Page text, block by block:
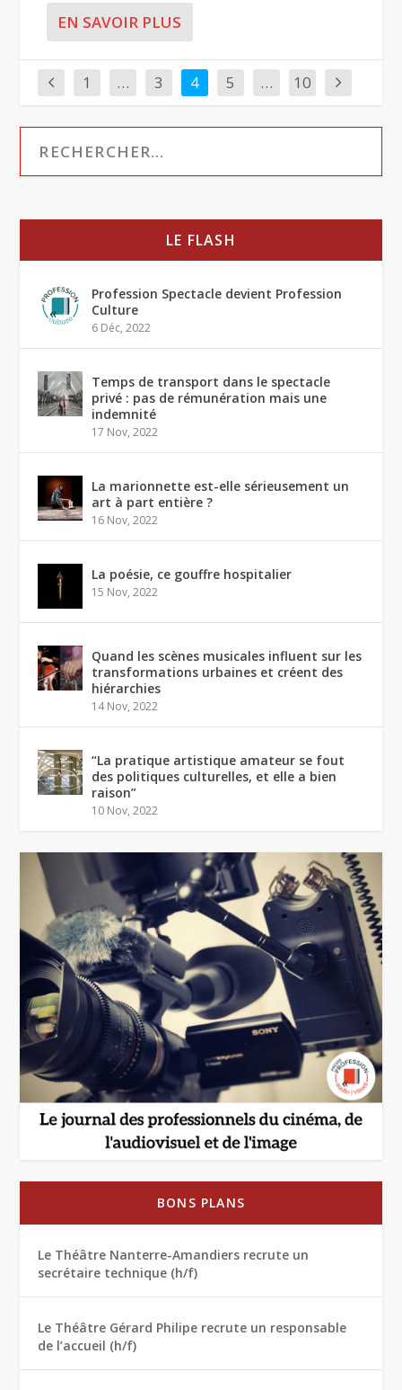
EN SAVOIR PLUS
1 … 3 4 5 … 10
LE FLASH
Profession Spectacle devient Profession
Culture
6 Déc, 2022
Temps de transport dans le spectacle
privé : pas de rémunération mais une
indemnité
17 Nov, 2022
La marionnette est-elle sérieusement un
art à part entière ?
16 Nov, 2022
La poésie, ce gouffre hospitalier
15 Nov, 2022
Quand les scènes musicales influent sur les
transformations urbaines et créent des
hiérarchies
14 Nov, 2022
“La pratique artistique amateur se fout
des politiques culturelles, et elle a bien
raison”
10 Nov, 2022
BONS PLANS
Le Théâtre Nanterre-Amandiers recrute un
secrétaire technique (h/f)
Le Théâtre Gérard Philipe recrute un responsable
de l’accueil (h/f)